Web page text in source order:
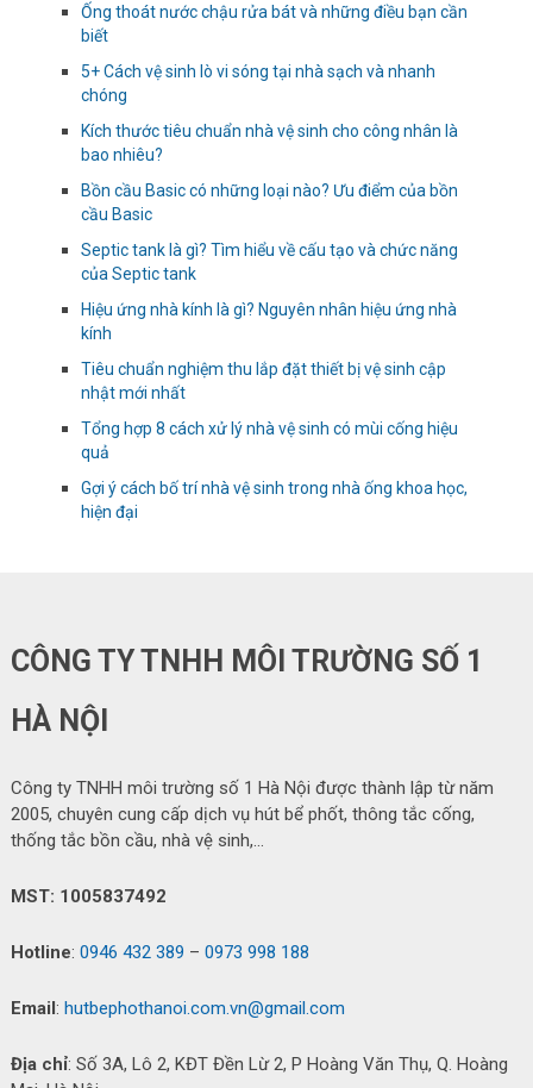
Ống thoát nước chậu rửa bát và những điều bạn cần
biết
5+ Cách vệ sinh lò vi sóng tại nhà sạch và nhanh
chóng
Kích thước tiêu chuẩn nhà vệ sinh cho công nhân là
bao nhiêu?
Bồn cầu Basic có những loại nào? Ưu điểm của bồn
cầu Basic
Septic tank là gì? Tìm hiểu về cấu tạo và chức năng
của Septic tank
Hiệu ứng nhà kính là gì? Nguyên nhân hiệu ứng nhà
kính
Tiêu chuẩn nghiệm thu lắp đặt thiết bị vệ sinh cập
nhật mới nhất
Tổng hợp 8 cách xử lý nhà vệ sinh có mùi cống hiệu
quả
Gợi ý cách bố trí nhà vệ sinh trong nhà ống khoa học,
hiện đại
CÔNG TY TNHH MÔI TRƯỜNG SỐ 1
HÀ NỘI
Công ty TNHH môi trường số 1 Hà Nội được thành lập từ năm
2005, chuyên cung cấp dịch vụ hút bể phốt, thông tắc cống,
thống tắc bồn cầu, nhà vệ sinh,…
MST: 1005837492
Hotline: 0946 432 389 – 0973 998 188
Email: hutbephothanoi.com.vn@gmail.com
Địa chỉ: Số 3A, Lô 2, KĐT Đền Lừ 2, P Hoàng Văn Thụ, Q. Hoàng